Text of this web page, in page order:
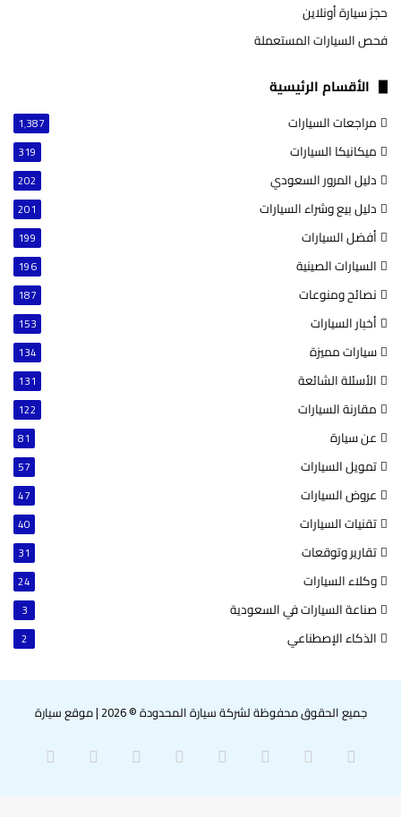
حجز سيارة أونلاين
فحص السيارات المستعملة
الأقسام الرئيسية
مراجعات السيارات 1٬387
ميكانيكا السيارات 319
دليل المرور السعودي 202
دليل بيع وشراء السيارات 201
أفضل السيارات 199
السيارات الصينية 196
نصائح ومنوعات 187
أخبار السيارات 153
سيارات مميزة 134
الأسئلة الشائعة 131
مقارنة السيارات 122
عن سيارة 81
تمويل السيارات 57
عروض السيارات 47
تقنيات السيارات 40
تقارير وتوقعات 31
وكلاء السيارات 24
صناعة السيارات في السعودية 3
الذكاء الإصطناعي 2
جميع الحقوق محفوظة لشركة سيارة المحدودة © 2026 |موقع سيارة
فيسبوك بينتيريست لينكدإن ‫YouTube انستقرام سناب